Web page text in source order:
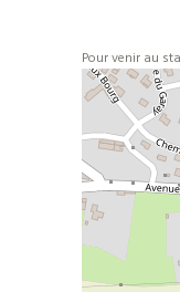
Pour venir au